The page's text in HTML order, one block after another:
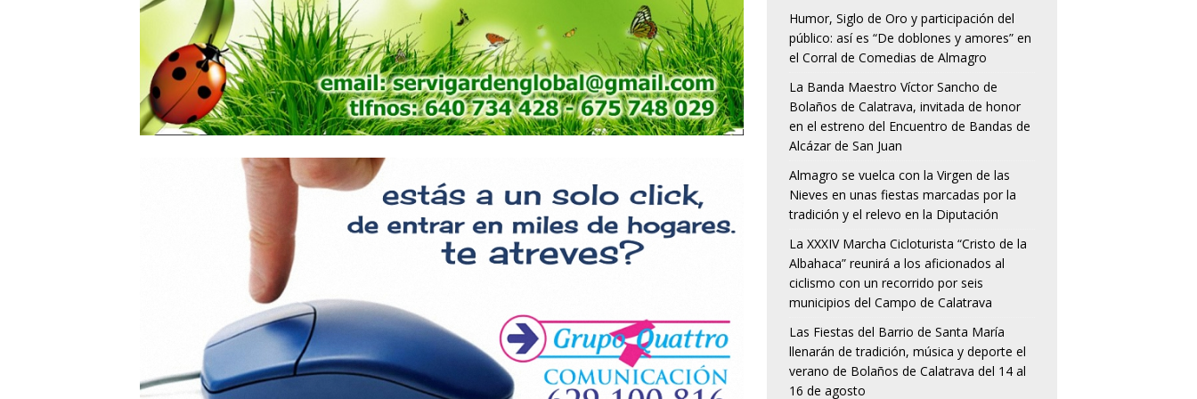
Humor, Siglo de Oro y participación del
público: así es “De doblones y amores” en
el Corral de Comedias de Almagro
La Banda Maestro Víctor Sancho de
Bolaños de Calatrava, invitada de honor
en el estreno del Encuentro de Bandas de
Alcázar de San Juan
Almagro se vuelca con la Virgen de las
Nieves en unas fiestas marcadas por la
tradición y el relevo en la Diputación
La XXXIV Marcha Cicloturista “Cristo de la
Albahaca” reunirá a los aficionados al
ciclismo con un recorrido por seis
municipios del Campo de Calatrava
Las Fiestas del Barrio de Santa María
llenarán de tradición, música y deporte el
verano de Bolaños de Calatrava del 14 al
16 de agosto